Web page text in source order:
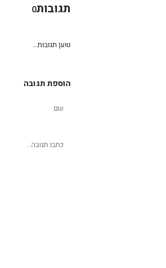
תגובות0
טוען תגובות...
הוספת תגובה